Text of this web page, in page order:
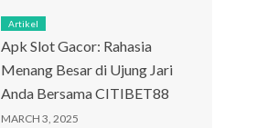
Artikel
Apk Slot Gacor: Rahasia
Menang Besar di Ujung Jari
Anda Bersama CITIBET88
MARCH 3, 2025